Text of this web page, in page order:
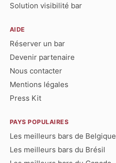
Solution visibilité bar
AIDE
Réserver un bar
Devenir partenaire
Nous contacter
Mentions légales
Press Kit
PAYS POPULAIRES
Les meilleurs bars de Belgique
Les meilleurs bars du Brésil